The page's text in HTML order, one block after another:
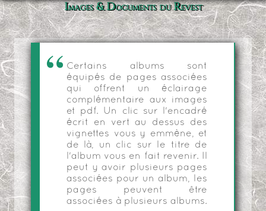
Images & Documents du Revest
Certains albums sont
équipés de pages associées
qui offrent un éclairage
complémentaire aux images
et pdf. Un clic sur l'encadré
écrit en vert au dessus des
vignettes vous y emmène, et
de là, un clic sur le titre de
l'album vous en fait revenir. Il
peut y avoir plusieurs pages
associées pour un album, les
pages peuvent être
associées à plusieurs albums.